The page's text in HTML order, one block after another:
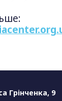
Грінченка, 9